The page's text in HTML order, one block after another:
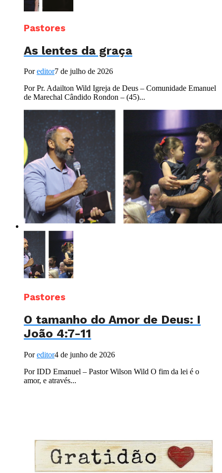
Pastores
As lentes da graça
Poreditor7 de julho de 2026
Por Pr. Adailton Wild Igreja de Deus – Comunidade Emanuel
de Marechal Cândido Rondon – (45)...
Pastores
O tamanho do Amor de Deus: I
João 4:7-11
Poreditor4 de junho de 2026
Por IDD Emanuel – Pastor Wilson Wild O fim da lei é o
amor, e através...